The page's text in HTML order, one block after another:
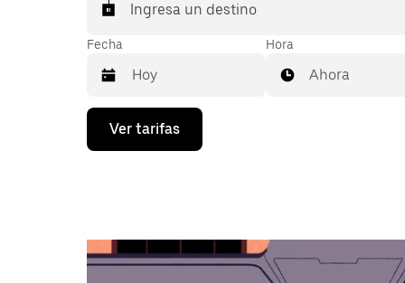
Ingresa un destino
Fecha
Presiona
flecha
el
calendario
Hora
Ahora
Ver tarifas